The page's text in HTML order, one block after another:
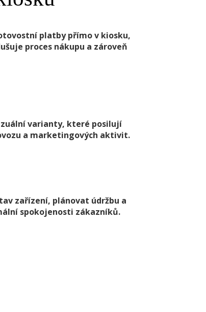
platby přímo v kiosku,
proces nákupu a zároveň
varianty, které posilují
a marketingových aktivit.
zařízení, plánovat údržbu a
spokojenosti zákazníků.